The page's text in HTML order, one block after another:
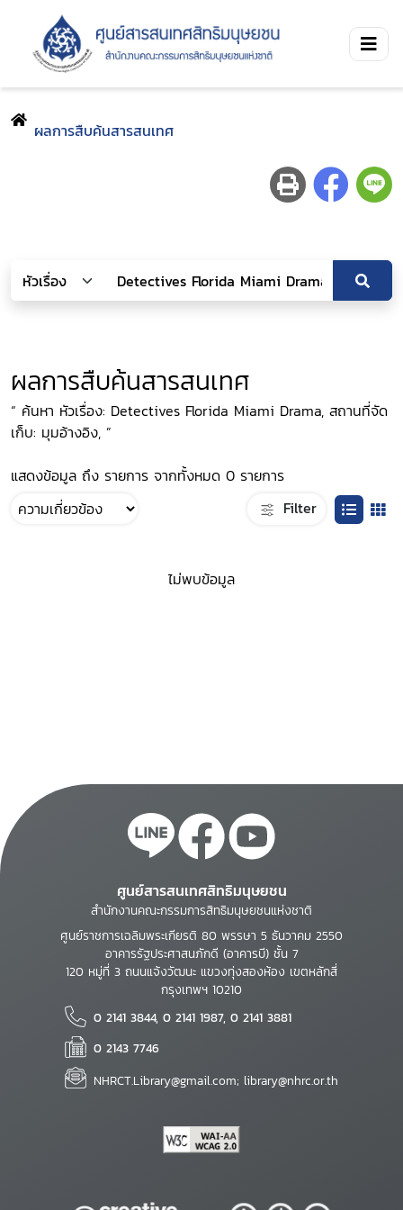
ผลการสืบค้นสารสนเทศ
ผลการสืบค้นสารสนเทศ
“ ค้นหา หัวเรื่อง: Detectives Florida Miami Drama, สถานที่จัด
เก็บ: มุมอ้างอิง, ”
แสดงข้อมูล ถึง รายการ จากทั้งหมด 0 รายการ
Filter
ไม่พบข้อมูล
ศูนย์สารสนเทศสิทธิมนุษยชน
สำนักงานคณะกรรมการสิทธิมนุษยชนแห่งชาติ
ศูนย์ราชการเฉลิมพระเกียรติ 80 พรรษา 5 ธันวาคม 2550
อาคารรัฐประศาสนภักดี (อาคารบี) ชั้น 7
120 หมู่ที่ 3 ถนนแจ้งวัฒนะ แขวงทุ่งสองห้อง เขตหลักสี่
กรุงเทพฯ 10210
0 2141 3844, 0 2141 1987, 0 2141 3881
0 2143 7746
NHRCT.Library@gmail.com; library@nhrc.or.th